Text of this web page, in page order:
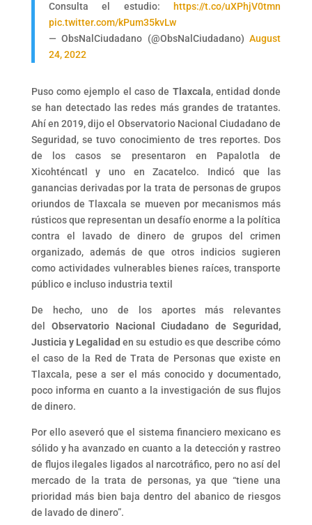
Consulta el estudio:
https://t.co/uXPhjV0tmn
pic.twitter.com/kPum35kvLw
— ObsNalCiudadano (@ObsNalCiudadano)August
24, 2022
Puso como ejemplo el caso de Tlaxcala, entidad donde
se han detectado las redes más grandes de tratantes.
Ahí en 2019, dijo el Observatorio Nacional Ciudadano de
Seguridad, se tuvo conocimiento de tres reportes. Dos
de los casos se presentaron en Papalotla de
Xicohténcatl y uno en Zacatelco. Indicó que las
ganancias derivadas por la trata de personas de grupos
oriundos de Tlaxcala se mueven por mecanismos más
rústicos que representan un desafío enorme a la política
contra el lavado de dinero de grupos del crimen
organizado, además de que otros indicios sugieren
como actividades vulnerables bienes raíces, transporte
público e incluso industria textil
De hecho, uno de los aportes más relevantes
del Observatorio Nacional Ciudadano de Seguridad,
Justicia y Legalidad en su estudio es que describe cómo
el caso de la Red de Trata de Personas que existe en
Tlaxcala, pese a ser el más conocido y documentado,
poco informa en cuanto a la investigación de sus flujos
de dinero.
Por ello aseveró que el sistema financiero mexicano es
sólido y ha avanzado en cuanto a la detección y rastreo
de flujos ilegales ligados al narcotráfico, pero no así del
mercado de la trata de personas, ya que “tiene una
prioridad más bien baja dentro del abanico de riesgos
de lavado de dinero”.